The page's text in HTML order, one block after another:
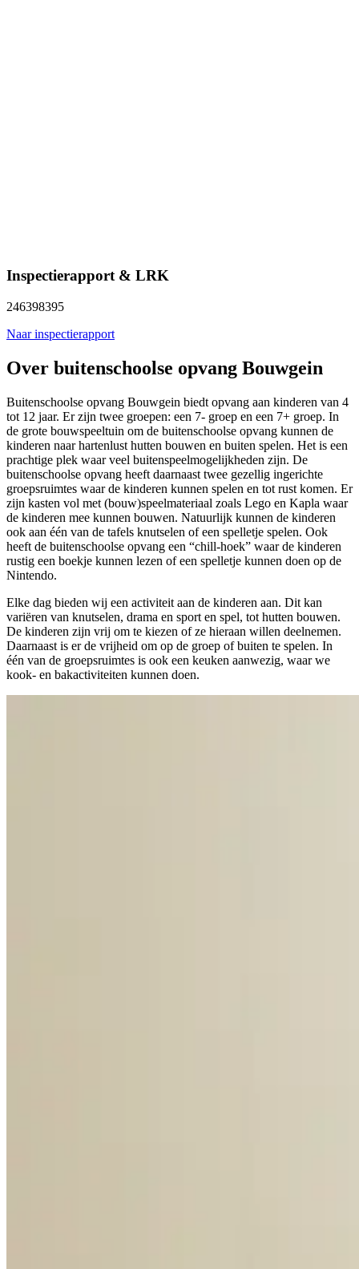
Inspectierapport & LRK
246398395
Naar inspectierapport
Over buitenschoolse opvang Bouwgein
Buitenschoolse opvang Bouwgein biedt opvang aan kinderen van 4
tot 12 jaar. Er zijn twee groepen: een 7- groep en een 7+ groep. In
de grote bouwspeeltuin om de buitenschoolse opvang kunnen de
kinderen naar hartenlust hutten bouwen en buiten spelen. Het is een
prachtige plek waar veel buitenspeelmogelijkheden zijn. De
buitenschoolse opvang heeft daarnaast twee gezellig ingerichte
groepsruimtes waar de kinderen kunnen spelen en tot rust komen. Er
zijn kasten vol met (bouw)speelmateriaal zoals Lego en Kapla waar
de kinderen mee kunnen bouwen. Natuurlijk kunnen de kinderen
ook aan één van de tafels knutselen of een spelletje spelen. Ook
heeft de buitenschoolse opvang een “chill-hoek” waar de kinderen
rustig een boekje kunnen lezen of een spelletje kunnen doen op de
Nintendo.
Elke dag bieden wij een activiteit aan de kinderen aan. Dit kan
variëren van knutselen, drama en sport en spel, tot hutten bouwen.
De kinderen zijn vrij om te kiezen of ze hieraan willen deelnemen.
Daarnaast is er de vrijheid om op de groep of buiten te spelen. In
één van de groepsruimtes is ook een keuken aanwezig, waar we
kook- en bakactiviteiten kunnen doen.